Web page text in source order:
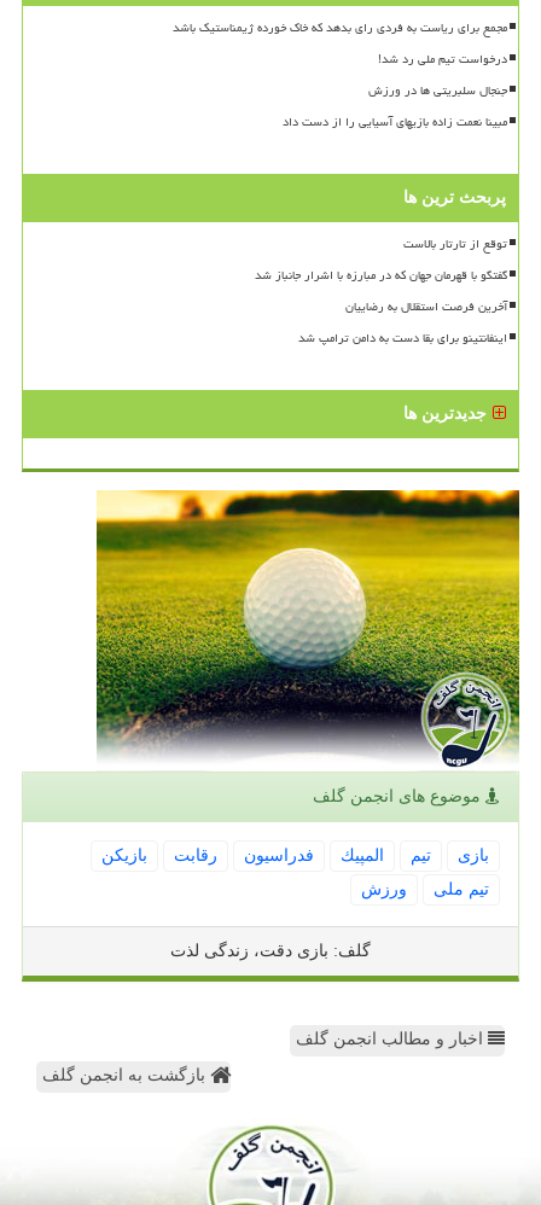
مجمع برای ریاست به فردی رای بدهد که خاک خورده ژیمناستیک باشد
درخواست تیم ملی رد شد!
جنجال سلبریتی ها در ورزش
مبینا نعمت زاده بازیهای آسیایی را از دست داد
پربحث ترین ها
توقع از تارتار بالاست
گفتگو با قهرمان جهان که در مبارزه با اشرار جانباز شد
آخرین فرصت استقلال به رضاییان
اینفانتینو برای بقا دست به دامن ترامپ شد
جدیدترین ها
موضوع های انجمن گلف
بازی تیم المپیك فدراسیون رقابت
بازیكن
تیم ملی
ورزش
گلف: بازی دقت، زندگی لذت
اخبار و مطالب انجمن گلف
بازگشت به انجمن گلف